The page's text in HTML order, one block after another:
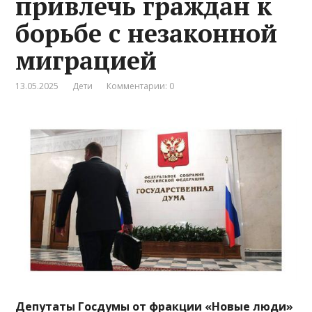
борьбе с незаконной
миграцией
13.05.2025 Дети Комментарии: 0
Депутаты Госдумы от фракции «Новые люди»